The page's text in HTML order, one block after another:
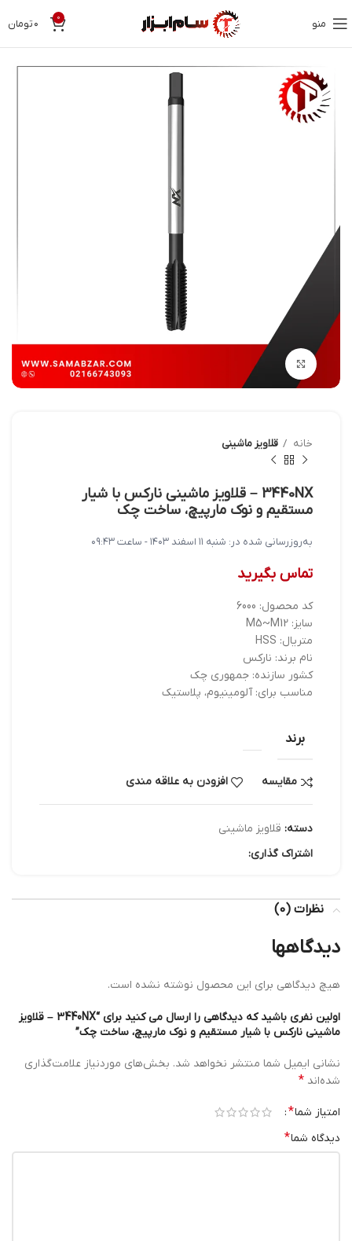
منو 0 ۰تومان
بزرگنمایی تصویر
خانه قلاویز ماشینی
3440NX – قلاویز ماشینی نارکس با شیار
مستقیم و نوک مارپیچ، ساخت چک
به‌روزرسانی شده در: شنبه ۱۱ اسفند ۱۴۰۳ - ساعت ۰۹:۴۳
تماس بگیرید
کد محصول: 6000
سایز: M5~M12
متریال: HSS
نام برند: نارکس
کشور سازنده: جمهوری چک
مناسب برای: آلومینیوم، پلاستیک
برند
مقایسه افزودن به علاقه مندی
دسته: قلاویز ماشینی
اشتراک گذاری:
نظرات (0)
دیدگاهها
هیچ دیدگاهی برای این محصول نوشته نشده است.
اولین نفری باشید که دیدگاهی را ارسال می کنید برای “3440NX – قلاویز
ماشینی نارکس با شیار مستقیم و نوک مارپیچ، ساخت چک”
نشانی ایمیل شما منتشر نخواهد شد. بخش‌های موردنیاز علامت‌گذاری
شده‌اند *
امتیاز شما*
دیدگاه شما*